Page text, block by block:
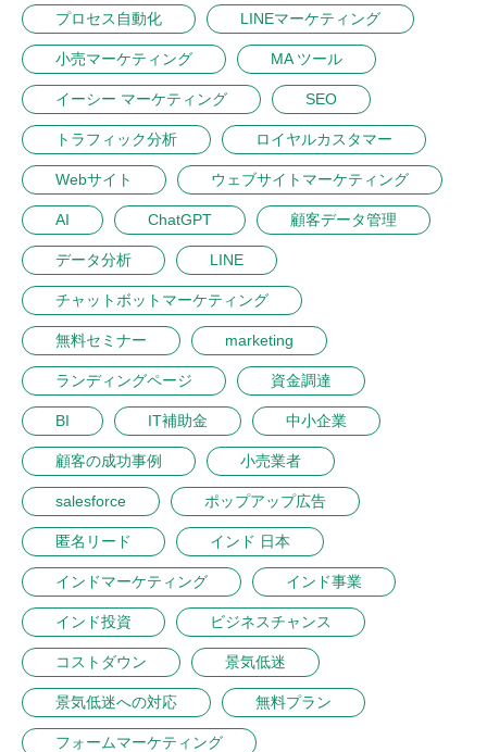
プロセス自動化 LINEマーケティング
小売マーケティング MA ツール
イーシー マーケティング SEO
トラフィック分析 ロイヤルカスタマー
Webサイト ウェブサイトマーケティング
AI ChatGPT 顧客データ管理
データ分析 LINE
チャットボットマーケティング
無料セミナー marketing
ランディングページ 資金調達
BI IT補助金 中小企業
顧客の成功事例 小売業者
salesforce ポップアップ広告
匿名リード インド 日本
インドマーケティング インド事業
インド投資 ビジネスチャンス
コストダウン 景気低迷
景気低迷への対応 無料プラン
フォームマーケティング